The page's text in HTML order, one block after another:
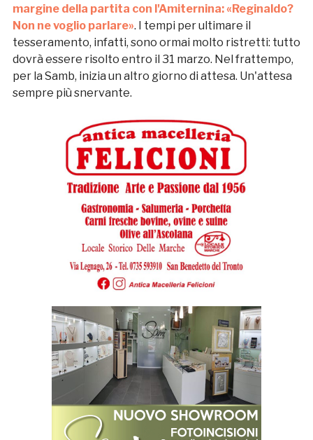
margine della partita con l'Amiternina: «Reginaldo?
Non ne voglio parlare». I tempi per ultimare il
tesseramento, infatti, sono ormai molto ristretti: tutto
dovrà essere risolto entro il 31 marzo. Nel frattempo,
per la Samb, inizia un altro giorno di attesa. Un'attesa
sempre più snervante.